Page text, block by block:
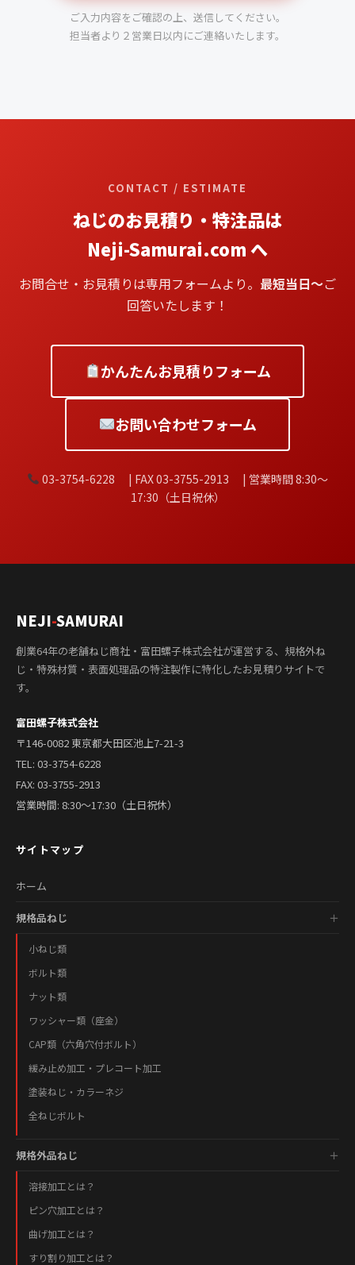
ご入力内容をご確認の上、送信してください。
担当者より２営業日以内にご連絡いたします。
CONTACT / ESTIMATE
ねじのお見積り・特注品は
Neji-Samurai.com へ
お問合せ・お見積りは専用フォームより。 最短当日〜ご
回答いたします！
かんたんお見積りフォーム
お問い合わせフォーム
03-3754-6228 | FAX 03-3755-2913 | 営業時間 8:30〜
17:30（土日祝休）
NEJI-SAMURAI
創業64年の老舗ねじ商社・富田螺子株式会社が運営する、規格外ね
じ・特殊材質・表面処理品の特注製作に特化したお見積りサイトで
す。
富田螺子株式会社
〒146-0082 東京都大田区池上7-21-3
TEL: 03-3754-6228
FAX: 03-3755-2913
営業時間: 8:30〜17:30（土日祝休）
サイトマップ
ホーム
規格品ねじ
小ねじ類
ボルト類
ナット類
ワッシャー類（座金）
CAP類（六角穴付ボルト）
緩み止め加工・プレコート加工
塗装ねじ・カラーネジ
全ねじボルト
規格外品ねじ
溶接加工とは？
ピン穴加工とは？
曲げ加工とは？
すり割り加工とは？